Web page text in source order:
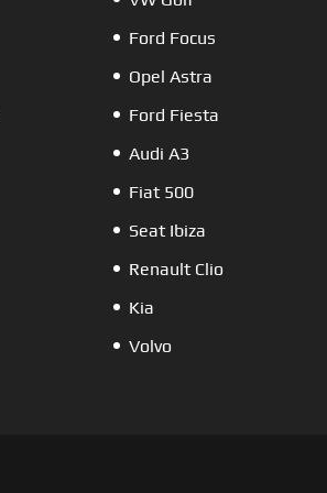
Ford Focus
Opel Astra
Ford Fiesta
Audi A3
Fiat 500
Seat Ibiza
Renault Clio
Kia
Volvo